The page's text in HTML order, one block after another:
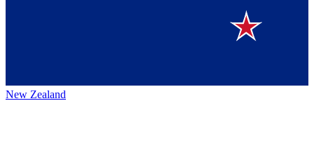
New Zealand